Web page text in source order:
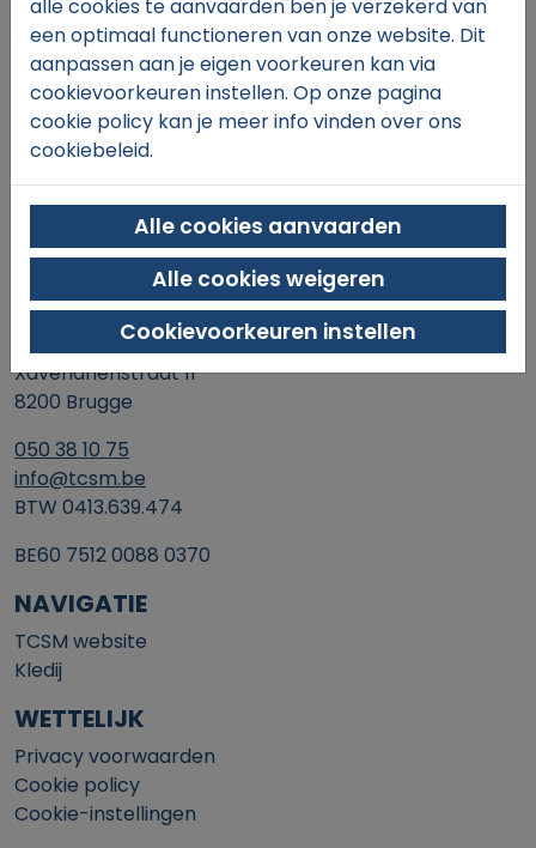
In winkelmand
SINT-MICHIELS TENNIS & PADEL
Xaverianenstraat 11
8200 Brugge
050 38 10 75
info@tcsm.be
BTW 0413.639.474
BE60 7512 0088 0370
NAVIGATIE
TCSM website
Kledij
WETTELIJK
Privacy voorwaarden
Cookie policy
Cookie-instellingen
alle cookies te aanvaarden ben je verzekerd van
een optimaal functioneren van onze website. Dit
aanpassen aan je eigen voorkeuren kan via
cookievoorkeuren instellen. Op onze pagina
cookie policy kan je meer info vinden over ons
cookiebeleid.
Alle cookies aanvaarden
Alle cookies weigeren
Cookievoorkeuren instellen